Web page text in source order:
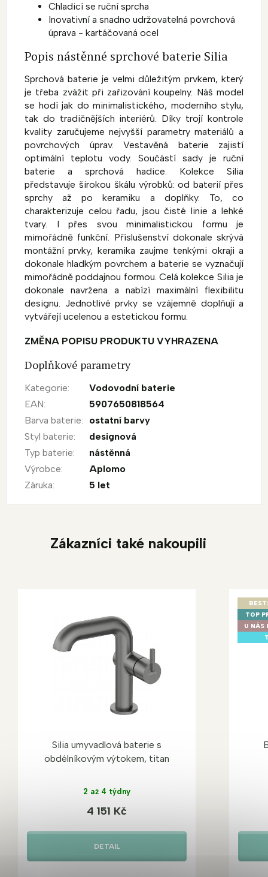
Chladicí se ruční sprcha
Inovativní a snadno udržovatelná povrchová
úprava - kartáčovaná ocel
Popis nástěnné sprchové baterie Silia
Sprchová baterie je velmi důležitým prvkem, který
je třeba zvážit při zařizování koupelny. Náš model
se hodí jak do minimalistického, moderního stylu,
tak do tradičnějších interiérů. Díky trojí kontrole
kvality zaručujeme nejvyšší parametry materiálů a
povrchových úprav. Vestavěná baterie zajistí
optimální teplotu vody. Součástí sady je ruční
baterie a sprchová hadice. Kolekce Silia
představuje širokou škálu výrobků: od baterií přes
sprchy až po keramiku a doplňky. To, co
charakterizuje celou řadu, jsou čisté linie a lehké
tvary. I přes svou minimalistickou formu je
mimořádně funkční. Příslušenství dokonale skrývá
montážní prvky, keramika zaujme tenkými okraji a
dokonale hladkým povrchem a baterie se vyznačují
mimořádně poddajnou formou. Celá kolekce Silia je
dokonale navržena a nabízí maximální flexibilitu
designu. Jednotlivé prvky se vzájemně doplňují a
vytvářejí ucelenou a estetickou formu.
ZMĚNA POPISU PRODUKTU VYHRAZENA
Doplňkové parametry
Kategorie:
Vodovodní baterie
EAN:
5907650818564
Barva baterie:
ostatní barvy
Styl baterie:
designová
Typ baterie:
nástěnná
Výrobce:
Aplomo
Záruka: 5 let
Zákazníci také nakoupili
Silia umyvadlová baterie s
obdélníkovým výtokem, titan
2 až 4 týdny
4 151 Kč
DETAIL
TOP
U NÁS